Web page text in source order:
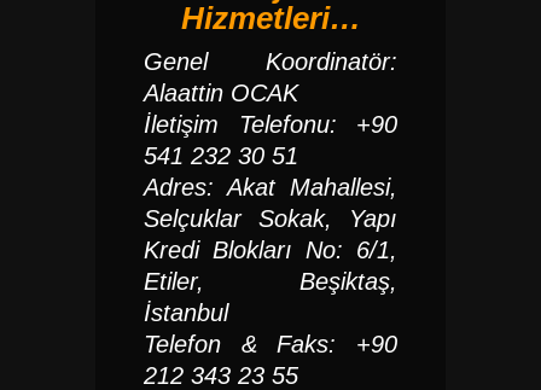
Hizmetleri…
Genel Koordinatör:
Alaattin OCAK
İletişim Telefonu: +90
541 232 30 51
Adres: Akat Mahallesi,
Selçuklar Sokak, Yapı
Kredi Blokları No: 6/1,
Etiler, Beşiktaş,
İstanbul
Telefon & Faks: +90
212 343 23 55